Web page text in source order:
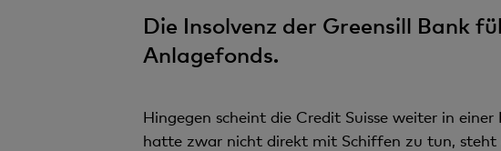
Die Insolvenz der Greensill Bank
Anlagefonds.
Hingegen scheint die Credit Suisse weiter in
hatte zwar nicht direkt mit Schiffen zu tun, steht